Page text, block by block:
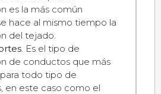
es la más común
hace al mismo tiempo la
del tejado.
. Es el tipo de
de conductos que más
todo tipo de
en este caso como el